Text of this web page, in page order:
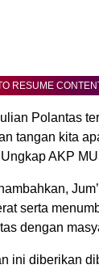
RESUME
Polantas
tangan kita
AKP
serta
dengan
ini diberikan